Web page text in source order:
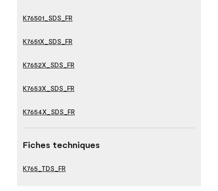
K76501_SDS_FR
K7651X_SDS_FR
K7652X_SDS_FR
K7653X_SDS_FR
K7654X_SDS_FR
Fiches techniques
K765_TDS_FR